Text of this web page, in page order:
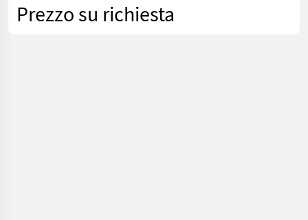
Prezzo su richiesta